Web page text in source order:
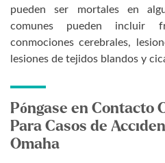
pueden ser mortales en
comunes pueden incluir
conmociones cerebrales,
lesiones de tejidos blandos y
Póngase en Contacto
Para Casos de
Omaha